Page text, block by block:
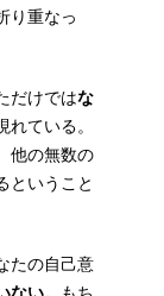
り重なっ
だけではな
ている。
他の無数の
ということ
たの自己意
ない。 もち